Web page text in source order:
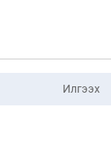
Илгээх